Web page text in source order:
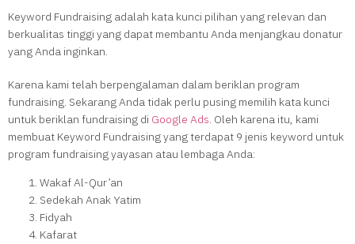
Keyword Fundraising adalah kata kunci pilihan yang relevan dan
berkualitas tinggi yang dapat membantu Anda menjangkau donatur
yang Anda inginkan.
Karena kami telah berpengalaman dalam beriklan program
fundraising. Sekarang Anda tidak perlu pusing memilih kata kunci
untuk beriklan fundraising di Google Ads. Oleh karena itu, kami
membuat Keyword Fundraising yang terdapat 9 jenis keyword untuk
program fundraising yayasan atau lembaga Anda:
Wakaf Al-Qur’an
Sedekah Anak Yatim
Fidyah
Kafarat